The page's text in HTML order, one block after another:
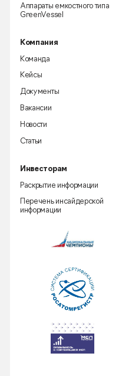
Аппараты емкостного типа
GreenVessel
Компания
Команда
Кейсы
Документы
Вакансии
Новости
Статьи
Инвесторам
Раскрытие информации
Перечень инсайдерской
информации